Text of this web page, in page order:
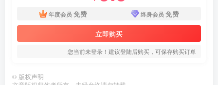
年度会员 免费 终身会员 免费
立即购买
您当前未登录！建议登陆后购买，可保存购买订单
© 版权声明